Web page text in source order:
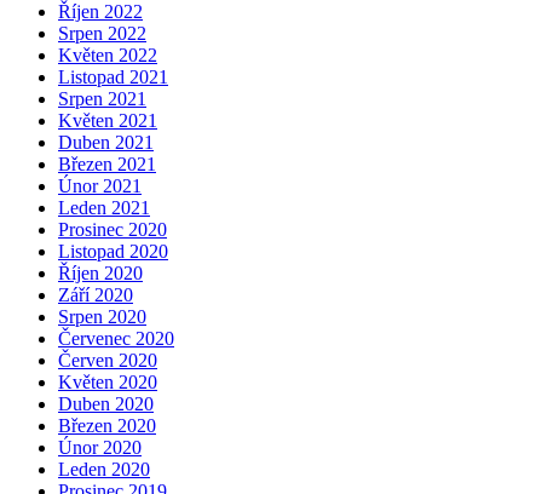
Říjen 2022
Srpen 2022
Květen 2022
Listopad 2021
Srpen 2021
Květen 2021
Duben 2021
Březen 2021
Únor 2021
Leden 2021
Prosinec 2020
Listopad 2020
Říjen 2020
Září 2020
Srpen 2020
Červenec 2020
Červen 2020
Květen 2020
Duben 2020
Březen 2020
Únor 2020
Leden 2020